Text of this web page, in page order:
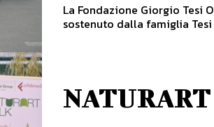
La Fondazione Giorgio Tesi
sostenuto dalla famiglia